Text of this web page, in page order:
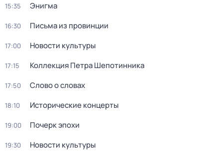
15:35 Энигма
16:30 Письма из провинции
17:00 Новости культуры
17:15 Коллекция Петра Шепотинника
17:50 Слово о словах
18:10 Исторические концерты
19:00 Почерк эпохи
19:30 Новости культуры